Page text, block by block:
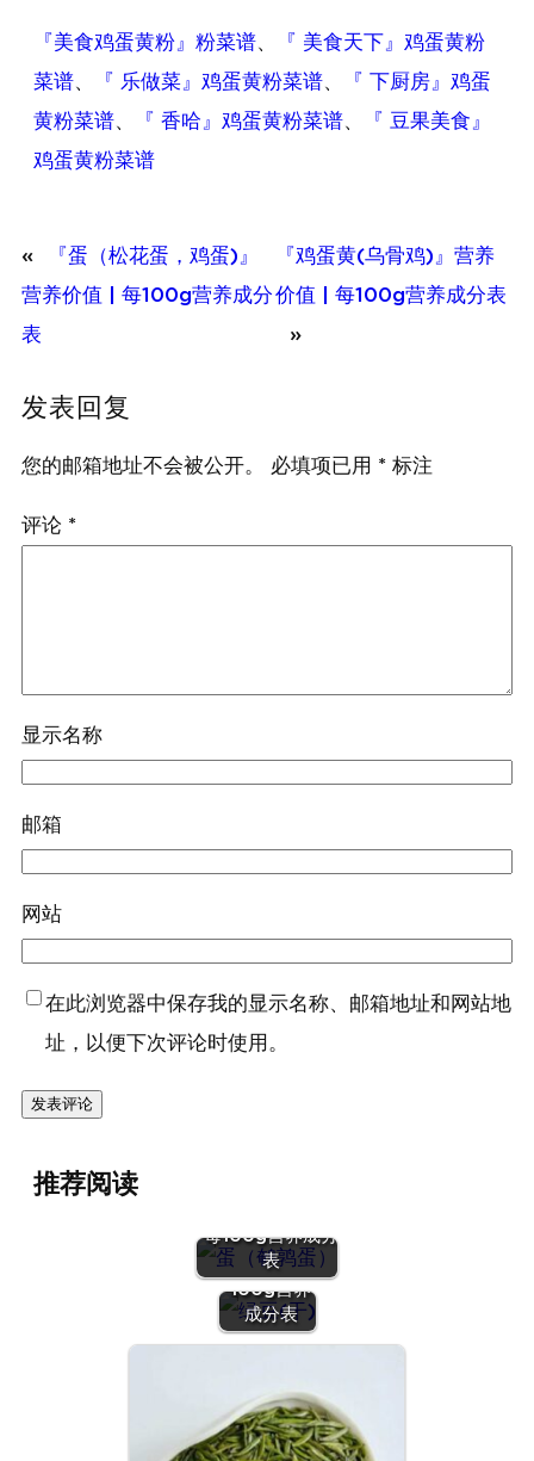
『美食鸡蛋黄粉』粉菜谱、
『 美食天下』鸡蛋黄粉
菜谱、 『 乐做菜』鸡蛋黄粉菜谱、
『 下厨房』鸡蛋
黄粉菜谱、 『 香哈』鸡蛋黄粉菜谱、
『 豆果美食』
鸡蛋黄粉菜谱
«
『蛋（松花蛋，鸡蛋)』
营养价值 | 每100g营养成分
表
『鸡蛋黄(乌骨鸡)』营养
价值 | 每100g营养成分表
»
发表回复
您的邮箱地址不会被公开。 必填项已用 * 标注
评论 *
显示名称
邮箱
网站
在此浏览器中保存我的显示名称、邮箱地址和网站地
址，以便下次评论时使用。
推荐阅读
每100g营养成分
表
(干)』营养
价值 | 每
100g营养
成分表